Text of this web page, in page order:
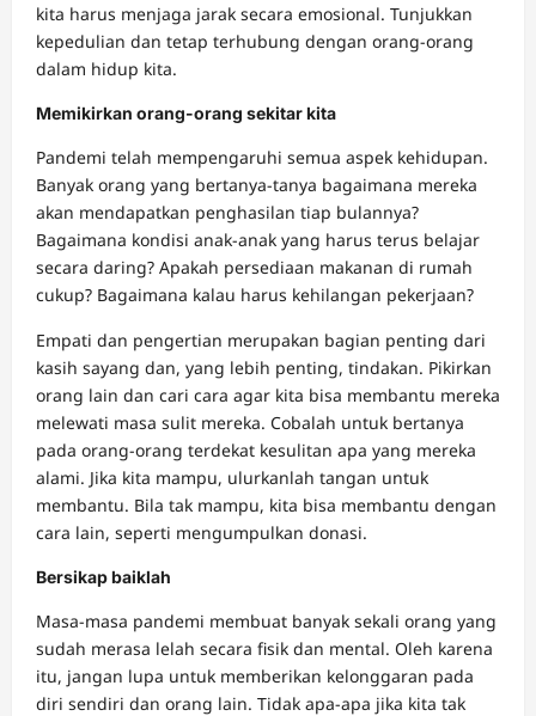
kita harus menjaga jarak secara emosional. Tunjukkan
kepedulian dan tetap terhubung dengan orang-orang
dalam hidup kita.
Memikirkan orang-orang sekitar kita
Pandemi telah mempengaruhi semua aspek kehidupan.
Banyak orang yang bertanya-tanya bagaimana mereka
akan mendapatkan penghasilan tiap bulannya?
Bagaimana kondisi anak-anak yang harus terus belajar
secara daring? Apakah persediaan makanan di rumah
cukup? Bagaimana kalau harus kehilangan pekerjaan?
Empati dan pengertian merupakan bagian penting dari
kasih sayang dan, yang lebih penting, tindakan. Pikirkan
orang lain dan cari cara agar kita bisa membantu mereka
melewati masa sulit mereka. Cobalah untuk bertanya
pada orang-orang terdekat kesulitan apa yang mereka
alami. Jika kita mampu, ulurkanlah tangan untuk
membantu. Bila tak mampu, kita bisa membantu dengan
cara lain, seperti mengumpulkan donasi.
Bersikap baiklah
Masa-masa pandemi membuat banyak sekali orang yang
sudah merasa lelah secara fisik dan mental. Oleh karena
itu, jangan lupa untuk memberikan kelonggaran pada
diri sendiri dan orang lain. Tidak apa-apa jika kita tak